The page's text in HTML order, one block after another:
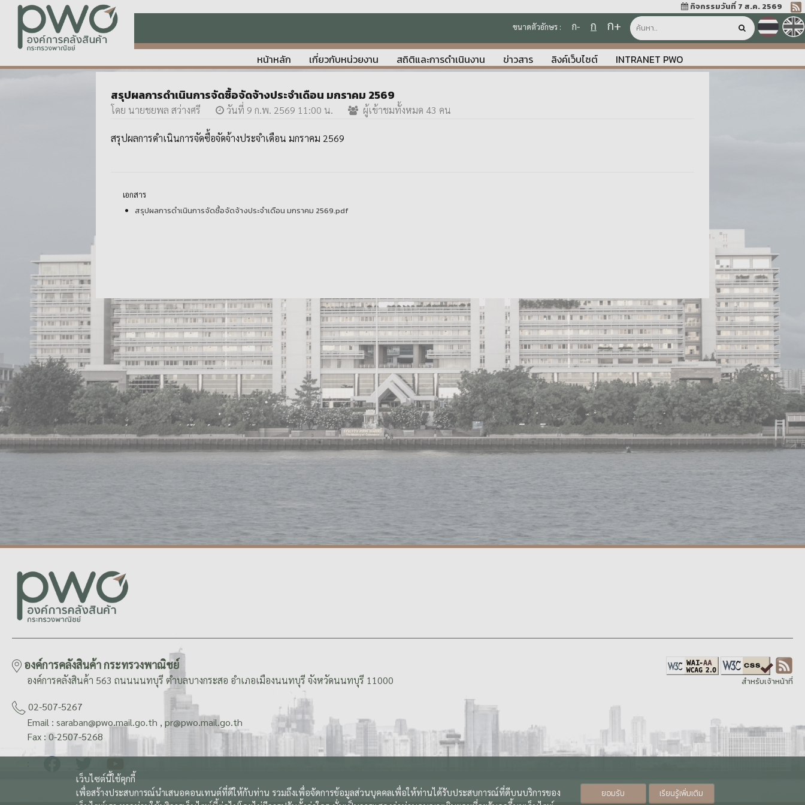
กิจกรรมวันที่ 7 ส.ค. 2569
ขนาดตัวอักษร : ก- ก ก+
หน้าหลัก เกี่ยวกับหน่วยงาน สถิติและการดำเนินงาน ข่าวสาร ลิงค์เว็บไซต์ INTRANET PWO
สรุปผลการดำเนินการจัดซื้อจัดจ้างประจำเดือน มกราคม 2569
โดย นายชยพล สว่างศรี วันที่ 9 ก.พ. 2569 11:00 น. ผู้เข้าชมทั้งหมด 43 คน
สรุปผลการดำเนินการจัดซื้อจัดจ้างประจำเดือน มกราคม 2569
เอกสาร
สรุปผลการดำเนินการจัดซื้อจัดจ้างประจำเดือน มกราคม 2569.pdf
องค์การคลังสินค้า กระทรวงพาณิชย์
องค์การคลังสินค้า 563 ถนนนนทบุรี ตำบลบางกระสอ อำเภอเมืองนนทบุรี จังหวัดนนทบุรี 11000
02-507-5267
Email : saraban@pwo.mail.go.th , pr@pwo.mail.go.th
Fax : 0-2507-5268
สำหรับเจ้าหน้าที่
เว็บไซต์นี้ใช้คุกกี้
เพื่อสร้างประสบการณ์นำเสนอคอนเทนต์ที่ดีให้กับท่าน รวมถึงเพื่อจัดการข้อมูลส่วนบุคคลเพื่อให้ท่านได้รับประสบการณ์ที่ดีบนบริการของ
ยอมรับ เรียนรู้เพิ่มเติม